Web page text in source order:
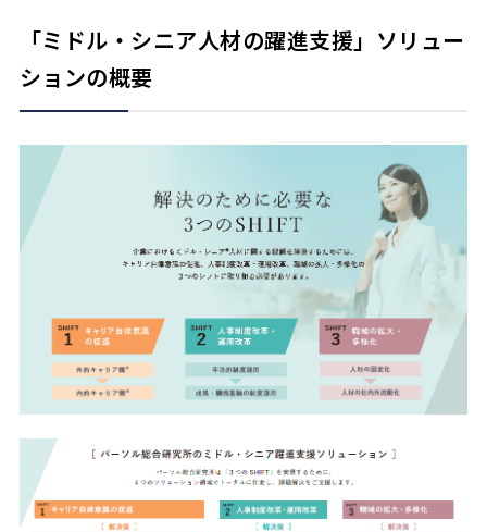
「ミドル・シニア人材の躍進支援」ソリュー
ションの概要